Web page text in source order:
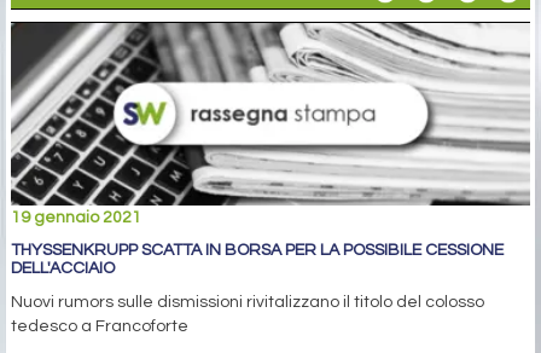
19 gennaio 2021
THYSSENKRUPP SCATTA IN BORSA PER LA POSSIBILE CESSIONE
DELL'ACCIAIO
Nuovi rumors sulle dismissioni rivitalizzano il titolo del colosso
tedesco a Francoforte